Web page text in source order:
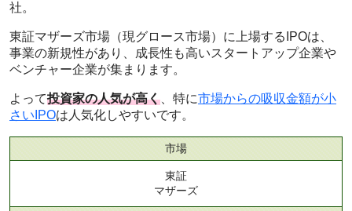
社。
東証マザーズ市場（現グロース市場）に上場するIPOは、
事業の新規性があり、成長性も高いスタートアップ企業や
ベンチャー企業が集まります。
よって投資家の人気が高く 、特に市場からの吸収金額が小
さいIPOは人気化しやすいです。
市場
東証
マザーズ